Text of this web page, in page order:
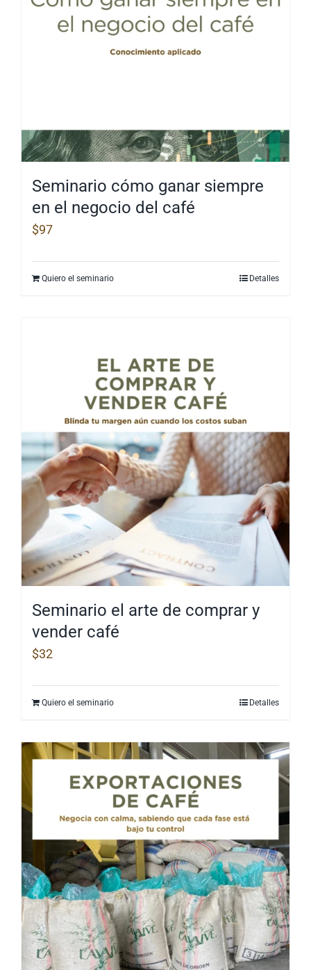
Seminario cómo ganar siempre
en el negocio del café
$97
Quiero el seminario Detalles
Seminario el arte de comprar y
vender café
$32
Quiero el seminario Detalles